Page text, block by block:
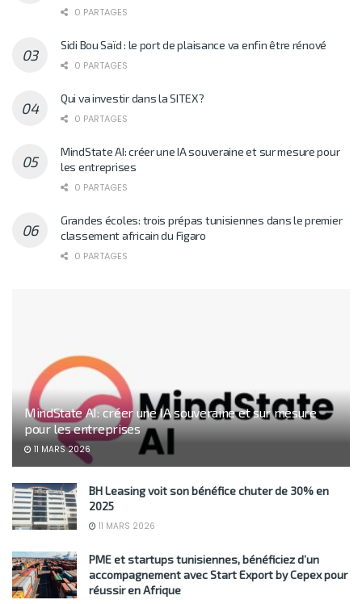
0 PARTAGES
Sidi Bou Saïd : le port de plaisance va enfin être rénové
0 PARTAGES
Qui va investir dans la SITEX?
0 PARTAGES
MindState AI: créer une IA souveraine et sur mesure pour
les entreprises
0 PARTAGES
Grandes écoles: trois prépas tunisiennes dans le premier
classement africain du Figaro
0 PARTAGES
MindState AI: créer une IA souveraine et sur mesure
pour les entreprises
11 MARS 2026
BH Leasing voit son bénéfice chuter de 30% en
2025
11 MARS 2026
PME et startups tunisiennes, bénéficiez d’un
accompagnement avec Start Export by Cepex pour
réussir en Afrique